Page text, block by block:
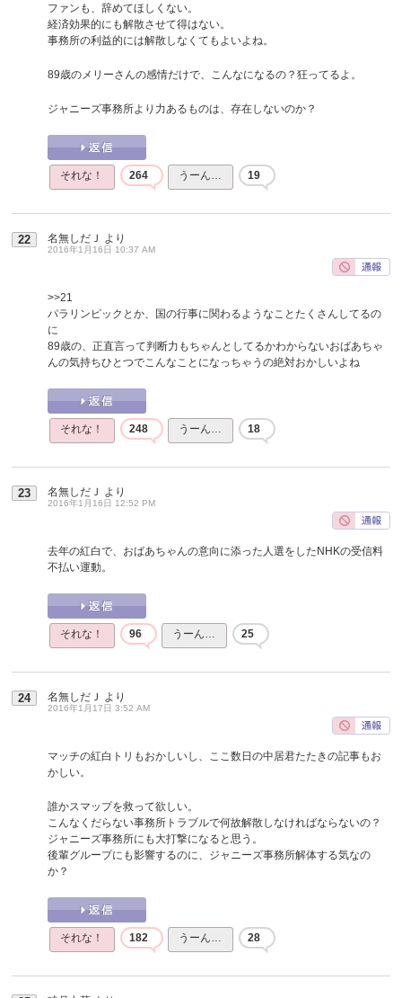
ファンも、辞めてほしくない。
経済効果的にも解散させて得はない。
事務所の利益的には解散しなくてもよいよね。
89歳のメリーさんの感情だけで、こんなになるの？狂ってるよ。
ジャニーズ事務所より力あるものは、存在しないのか？
それな！ 264 うーん… 19
22 名無しだＪ より
2016年1月16日 10:37 AM
>>21
パラリンピックとか、国の行事に関わるようなことたくさんしてるの
に
89歳の、正直言って判断力もちゃんとしてるかわからないおばあちゃ
んの気持ちひとつでこんなことになっちゃうの絶対おかしいよね
それな！ 248 うーん… 18
23 名無しだＪ より
2016年1月16日 12:52 PM
去年の紅白で、おばあちゃんの意向に添った人選をしたNHKの受信料
不払い運動。
それな！ 96 うーん… 25
24 名無しだＪ より
2016年1月17日 3:52 AM
マッチの紅白トリもおかしいし、ここ数日の中居君たたきの記事もお
かしい。
誰かスマップを救って欲しい。
こんなくだらない事務所トラブルで何故解散しなければならないの？
ジャニーズ事務所にも大打撃になると思う。
後輩グループにも影響するのに、ジャニーズ事務所解体する気なの
か？
それな！ 182 うーん… 28